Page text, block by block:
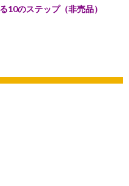
10のステップ（非売品）